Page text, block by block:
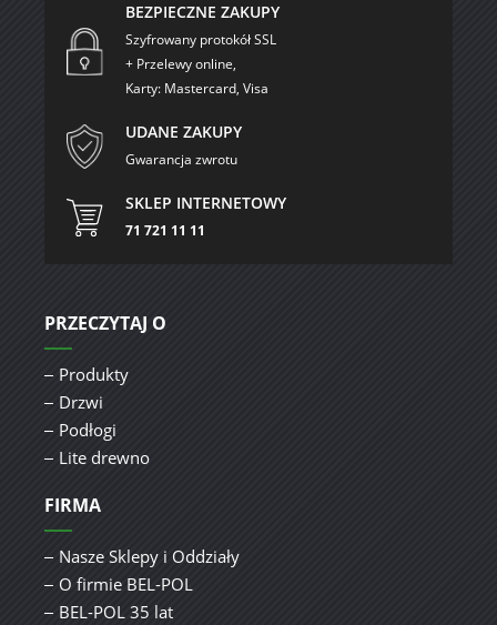
BEZPIECZNE ZAKUPY
Szyfrowany protokół SSL
+ Przelewy online,
Karty: Mastercard, Visa
UDANE ZAKUPY
Gwarancja zwrotu
SKLEP INTERNETOWY
71 721 11 11
PRZECZYTAJ O
Produkty
Drzwi
Podłogi
Lite drewno
FIRMA
Nasze Sklepy i Oddziały
O firmie BEL-POL
BEL-POL 35 lat